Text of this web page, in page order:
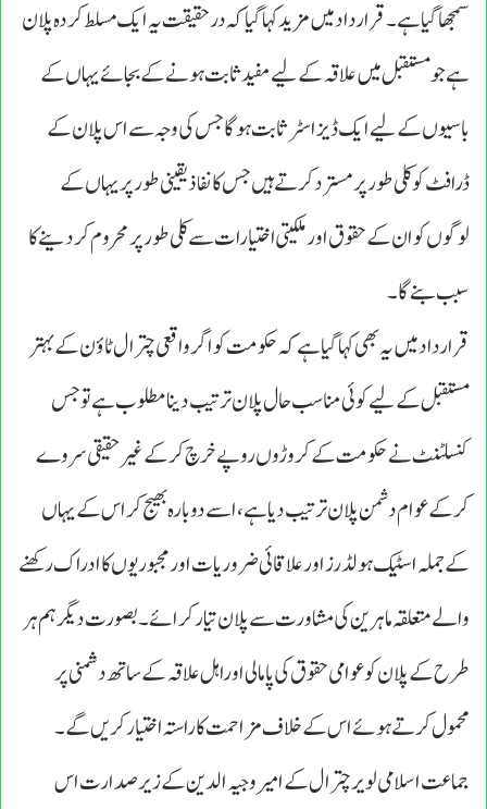
سمجھا گیا ہے۔ قرارداد میں مزید کہا گیا کہ درحقیقت یہ ایک مسلط کردہ پلان
ہے جو مستقبل میں علاقہ کے لیے مفید ثابت ہونے کے بجائے یہاں کے
باسیوں کے لیے ایک ڈیزاسٹر ثابت ہوگاجس کی وجہ سے اس پلان کے
ڈرافٹ کو کلی طور پر مسترد کرتے ہیں جس کا نفاذ یقینی طور پر یہاں کے
لوگوں کو ان کے حقوق اور ملکیتی اختیارات سے کلی طور پر محروم کر دینے کا
سبب بنے گا۔
قرارداد میں یہ بھی کہا گیا ہے کہ حکومت کو اگر واقعی چترال ٹاؤن کے بہتر
مستقبل کے لیے کوئی مناسب حال پلان ترتیب دینا مطلوب ہے تو جس
کنسلٹنٹ نے حکومت کے کروڑوں روپے خرچ کرکے غیر حقیقی سروے
کرکے عوام دشمن پلان ترتیب دیا ہے، اسے دوبارہ بھیج کر اس کے یہاں
کے جملہ اسٹیک ہولڈرز اور علاقائی ضروریات اور مجبوریوں کا ادراک رکھنے
والے متعلقہ ماہرین کی مشاورت سے پلان تیار کرائے۔ بصورت دیگر ہم ہر
طرح کے پلان کو عوامی حقوق کی پامالی اوراہل علاقہ کے ساتھ دشمنی پر
محمول کرتے ہوئے اس کے خلاف مزاحمت کا راستہ اختیار کریں گے۔
جماعت اسلامی لویر چترال کے امیر وجیہ الدین کے زیر صدارت اس